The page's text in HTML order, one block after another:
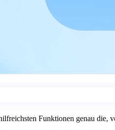
Funktionen genau die,